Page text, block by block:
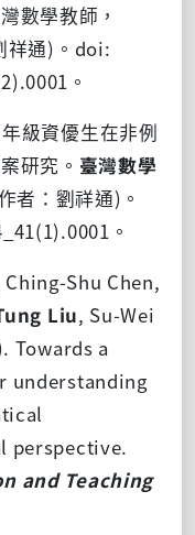
數學教師，
祥通) 。 doi:
。
年級資優生在非例
研究。 臺灣數學
者：劉祥通) 。
。
Shu Chen,
Liu, Su-Wei
Towards a
understanding
perspective.
and Teaching